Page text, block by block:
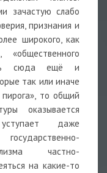
зачастую слабо
признания и
широкого, как
сюда ещё и
так или иначе
то общий
оказывается
даже
частно-
на какие-то